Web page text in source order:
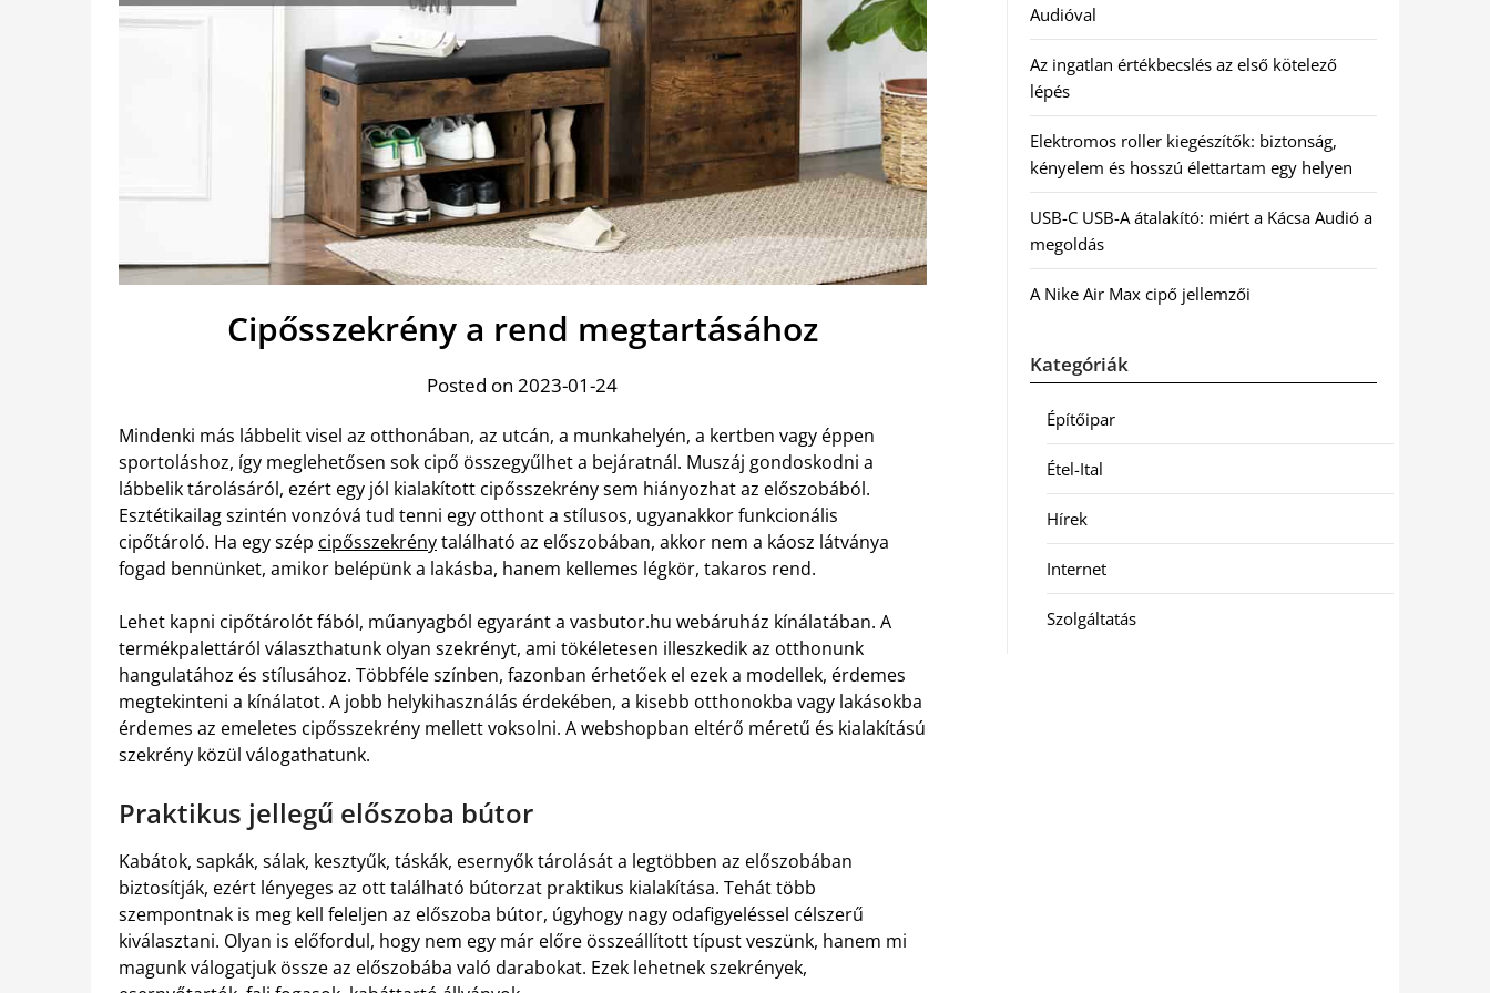
Cipősszekrény a rend megtartásához
Posted on 2023-01-24
Mindenki más lábbelit visel az otthonában, az utcán, a munkahelyén, a kertben vagy éppen
sportoláshoz, így meglehetősen sok cipő összegyűlhet a bejáratnál. Muszáj gondoskodni a
lábbelik tárolásáról, ezért egy jól kialakított cipősszekrény sem hiányozhat az előszobából.
Esztétikailag szintén vonzóvá tud tenni egy otthont a stílusos, ugyanakkor funkcionális
cipőtároló. Ha egy szép cipősszekrénytalálható az előszobában, akkor nem a káosz látványa
fogad bennünket, amikor belépünk a lakásba, hanem kellemes légkör, takaros rend.
Lehet kapni cipőtárolót fából, műanyagból egyaránt a vasbutor.hu webáruház kínálatában. A
termékpalettáról választhatunk olyan szekrényt, ami tökéletesen illeszkedik az otthonunk
hangulatához és stílusához. Többféle színben, fazonban érhetőek el ezek a modellek, érdemes
megtekinteni a kínálatot. A jobb helykihasználás érdekében, a kisebb otthonokba vagy lakásokba
érdemes az emeletes cipősszekrény mellett voksolni. A webshopban eltérő méretű és kialakítású
szekrény közül válogathatunk.
Praktikus jellegű előszoba bútor
Kabátok, sapkák, sálak, kesztyűk, táskák, esernyők tárolását a legtöbben az előszobában
biztosítják, ezért lényeges az ott található bútorzat praktikus kialakítása. Tehát több
szempontnak is meg kell feleljen az előszoba bútor, úgyhogy nagy odafigyeléssel célszerű
kiválasztani. Olyan is előfordul, hogy nem egy már előre összeállított típust veszünk, hanem mi
magunk válogatjuk össze az előszobába való darabokat. Ezek lehetnek szekrények,
Audióval
Az ingatlan értékbecslés az első kötelező
lépés
Elektromos roller kiegészítők: biztonság,
kényelem és hosszú élettartam egy helyen
USB-C USB-A átalakító: miért a Kácsa Audió a
megoldás
A Nike Air Max cipő jellemzői
Kategóriák
Építőipar
Étel-Ital
Hírek
Internet
Szolgáltatás